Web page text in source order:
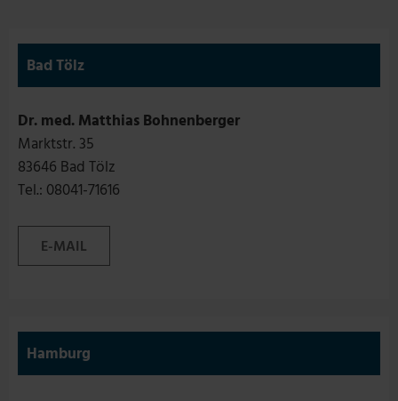
Bad Tölz
Dr. med. Matthias Bohnenberger
Marktstr. 35
83646 Bad Tölz
Tel.: 08041-71616
E-MAIL
Hamburg